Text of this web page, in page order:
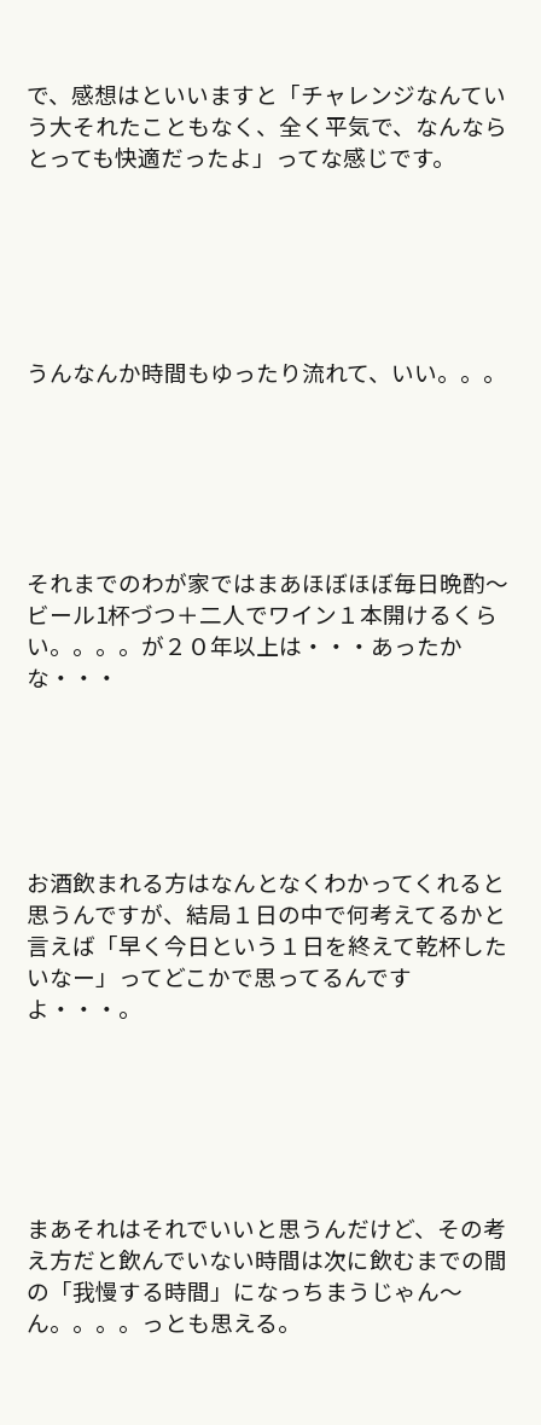
で、感想はといいますと「チャレンジなんてい
う大それたこともなく、全く平気で、なんなら
とっても快適だったよ」ってな感じです。
うんなんか時間もゆったり流れて、いい。。。
それまでのわが家ではまあほぼほぼ毎日晩酌〜
ビール1杯づつ＋二人でワイン１本開けるくら
い。。。。が２０年以上は・・・あったか
な・・・
お酒飲まれる方はなんとなくわかってくれると
思うんですが、結局１日の中で何考えてるかと
言えば「早く今日という１日を終えて乾杯した
いなー」ってどこかで思ってるんです
よ・・・。
まあそれはそれでいいと思うんだけど、その考
え方だと飲んでいない時間は次に飲むまでの間
の「我慢する時間」になっちまうじゃん〜
ん。。。。っとも思える。